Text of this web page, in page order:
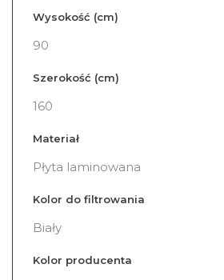
Wysokość (cm)
90
Szerokość (cm)
160
Materiał
Płyta laminowana
Kolor do filtrowania
Biały
Kolor producenta